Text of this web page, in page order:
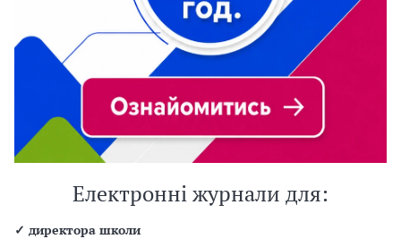
Електронні журнали для:
✓ директора школи